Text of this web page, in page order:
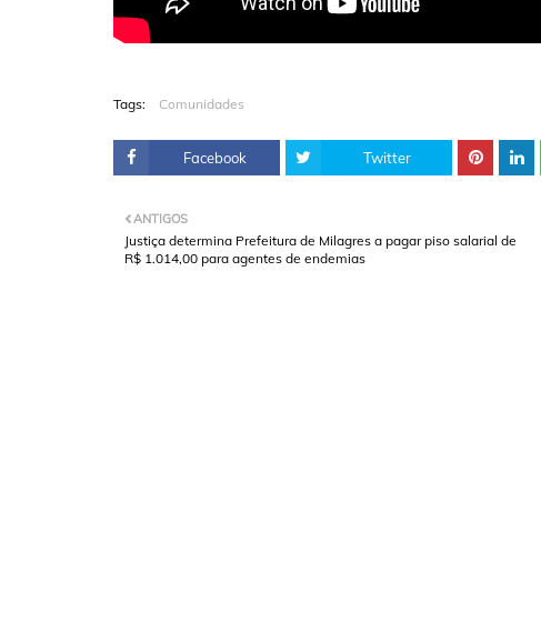
Tags: Comunidades
Facebook Twitter
ANTIGOS
Justiça determina Prefeitura de Milagres a pagar piso salarial de
R$ 1.014,00 para agentes de endemias